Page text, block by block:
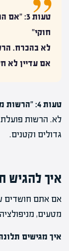
טעות
חוקי"
לא בהכרח.
אם עדיין לא
טעות 4: "הרשות מעדיפה משקיעים גדולים"
לא. הרשות פועלת
גדולים וקטנים.
איך להגיש
אם אתם חושדים
מטעים,
איך מגישים